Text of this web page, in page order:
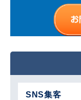
SNS集客